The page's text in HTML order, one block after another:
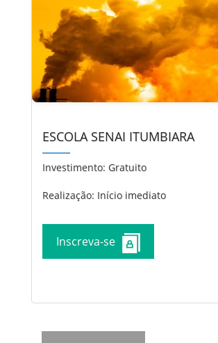
ESCOLA SENAI ITUMBIARA
Investimento: Gratuito
Realização: Início imediato
Inscreva-se